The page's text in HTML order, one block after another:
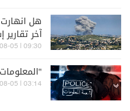
هل
آخر تقارير
09:30 | 2026-08-05
03:14 | 2026-08-05